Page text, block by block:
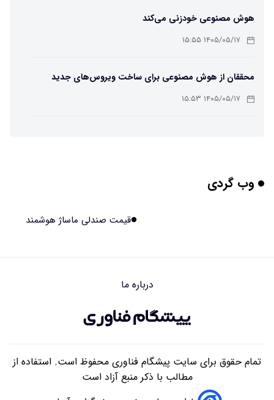
هوش مصنوعی خودزنی می‌کند
۱۴۰۵/۰۵/۱۷ ۱۵:۵۵
محققان از هوش مصنوعی برای ساخت ویروس‌های جدید
استفاده کردند
۱۴۰۵/۰۵/۱۷ ۱۵:۵۳
مریخ‌نورد ناسا به ماه فرستاده می‌شود
آیا میوه و عسل به بزرگ‌تر شدن مغز انسان کمک کردند؟
وب گردی
قیمت صندلی ماساژ هوشمند
درباره ما
تمام حقوق برای سایت پیشگام فناوری محفوظ است. استفاده از
مطالب با ذکر منبع آزاد است